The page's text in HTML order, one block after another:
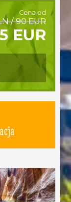
Cena od
/ 90 EUR
EUR